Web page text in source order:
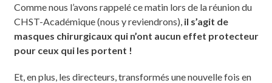
Comme nous l’avons rappelé ce matin lors de la réunion du
CHST-Académique (nous y reviendrons), il s’agit de
masques chirurgicaux qui n’ont aucun effet protecteur
pour ceux qui les portent !
Et, en plus, les directeurs, transformés une nouvelle fois en